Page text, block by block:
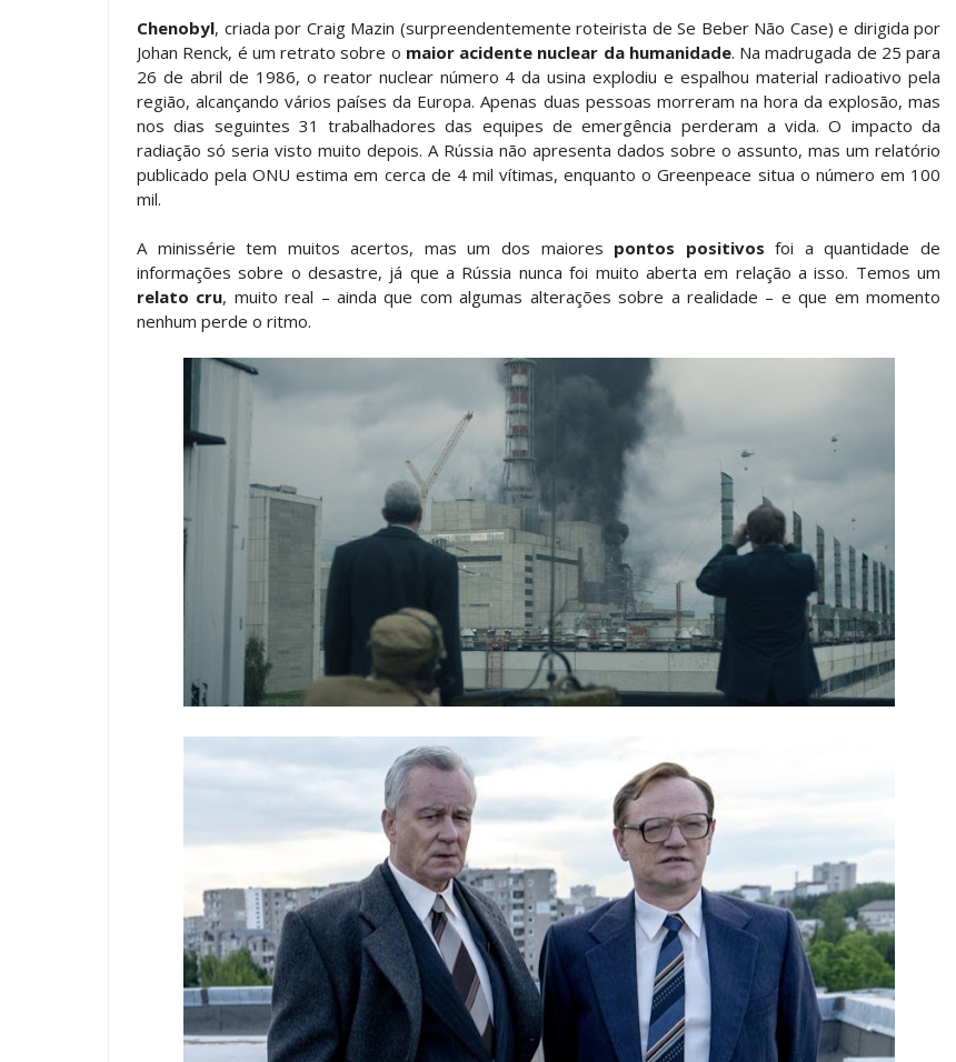
Chenobyl, criada por Craig Mazin (surpreendentemente roteirista de Se Beber Não Case) e dirigida por
Johan Renck, é um retrato sobre o maior acidente nuclear da humanidade. Na madrugada de 25 para
26 de abril de 1986, o reator nuclear número 4 da usina explodiu e espalhou material radioativo pela
região, alcançando vários países da Europa. Apenas duas pessoas morreram na hora da explosão, mas
nos dias seguintes 31 trabalhadores das equipes de emergência perderam a vida. O impacto da
radiação só seria visto muito depois. A Rússia não apresenta dados sobre o assunto, mas um relatório
publicado pela ONU estima em cerca de 4 mil vítimas, enquanto o Greenpeace situa o número em 100
mil.
A minissérie tem muitos acertos, mas um dos maiores pontos positivos foi a quantidade de
informações sobre o desastre, já que a Rússia nunca foi muito aberta em relação a isso. Temos um
relato cru, muito real – ainda que com algumas alterações sobre a realidade – e que em momento
nenhum perde o ritmo.